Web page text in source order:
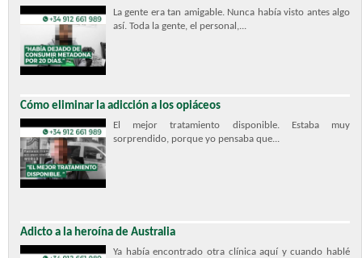
La gente era tan amigable. Nunca había visto antes algo
así. Toda la gente, el personal,...
Cómo eliminar la adicción a los opiáceos
El mejor tratamiento disponible. Estaba muy
sorprendido, porque yo pensaba que...
Adicto a la heroína de Australia
Ya había encontrado otra clínica aquí y cuando hablé